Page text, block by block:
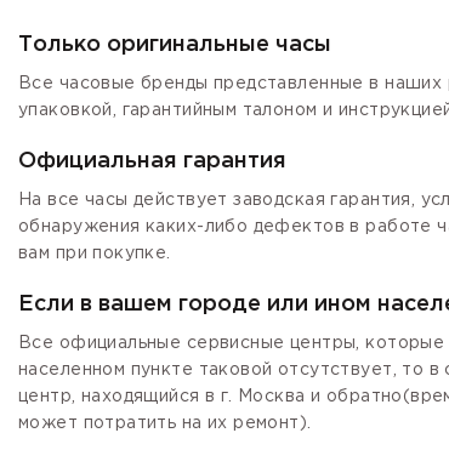
Только оригинальные часы
Все часовые бренды представленные в наших
упаковкой, гарантийным талоном и
Официальная гарантия
На все часы действует заводская гарантия,
обнаружения каких-либо дефектов в работе
вам при покупке.
Если в вашем городе или ином
Все официальные сервисные центры,
населенном пункте таковой отсутствует, то
центр, находящийся в г. Москва и
может потратить на их ремонт).